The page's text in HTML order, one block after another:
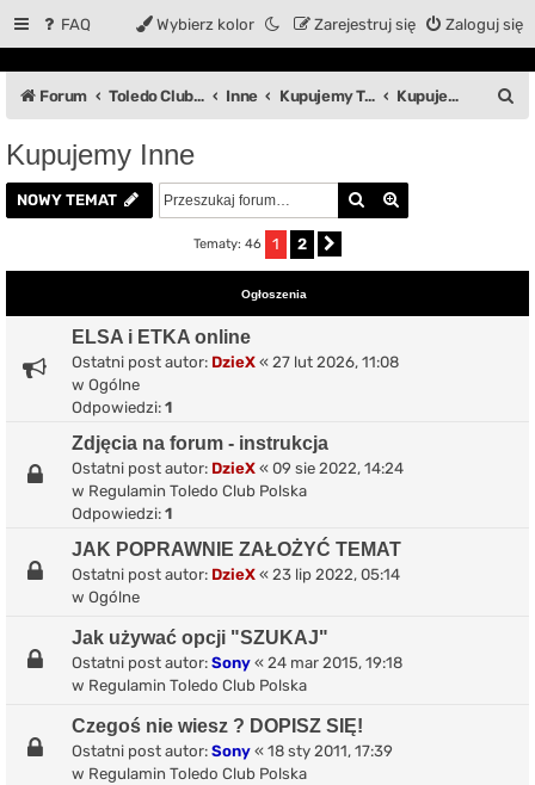
FAQ Zaloguj się
Zarejestruj się
Wybierz kolor
Forum Toledo Club Polska Inne Kupujemy Toledo Kupujemy Inne
j
Kupujemy Inne
NOWY TEMAT Szukaj
Tematy: 46 1 2
Ogłoszenia
ELSA i ETKA online
Ostatni post autor: DzieX « 27 lut 2026, 11:08
w Ogólne
Odpowiedzi: 1
Zdjęcia na forum - instrukcja
Ostatni post autor: DzieX « 09 sie 2022, 14:24
w Regulamin Toledo Club Polska
Odpowiedzi: 1
JAK POPRAWNIE ZAŁOŻYĆ TEMAT
Ostatni post autor: DzieX « 23 lip 2022, 05:14
w Ogólne
Jak używać opcji "SZUKAJ"
Ostatni post autor: Sony « 24 mar 2015, 19:18
w Regulamin Toledo Club Polska
Czegoś nie wiesz ? DOPISZ SIĘ!
Ostatni post autor: Sony « 18 sty 2011, 17:39
w Regulamin Toledo Club Polska